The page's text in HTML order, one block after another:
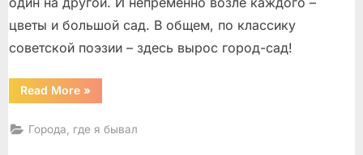
цветы и большой сад. В общем, по классику
советской поэзии – здесь вырос город-сад!
Read More“Plantation
/
»
Города, где я бывал